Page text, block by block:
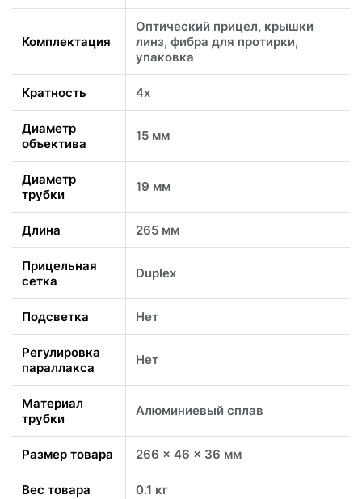
Комплектация
Оптический прицел, крышки
линз, фибра для протирки,
упаковка
Кратность 4x
Диаметр
объектива
15 мм
Диаметр
трубки
19 мм
Длина 265 мм
Прицельная
сетка
Duplex
Подсветка Нет
Регулировка
параллакса
Нет
Материал
трубки
Алюминиевый сплав
Размер товара 266 x 46 x 36 мм
Вес товара 0.1 кг